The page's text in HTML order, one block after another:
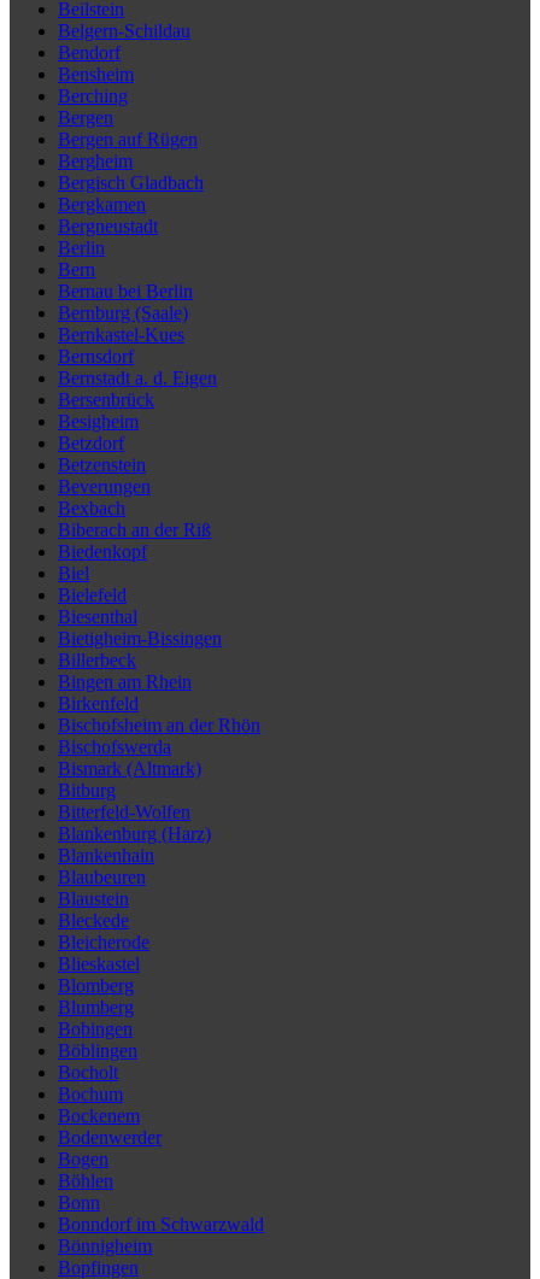
Beilstein
Belgern-Schildau
Bendorf
Bensheim
Berching
Bergen
Bergen auf Rügen
Bergheim
Bergisch Gladbach
Bergkamen
Bergneustadt
Berlin
Bern
Bernau bei Berlin
Bernburg (Saale)
Bernkastel-Kues
Bernsdorf
Bernstadt a. d. Eigen
Bersenbrück
Besigheim
Betzdorf
Betzenstein
Beverungen
Bexbach
Biberach an der Riß
Biedenkopf
Biel
Bielefeld
Biesenthal
Bietigheim-Bissingen
Billerbeck
Bingen am Rhein
Birkenfeld
Bischofsheim an der Rhön
Bischofswerda
Bismark (Altmark)
Bitburg
Bitterfeld-Wolfen
Blankenburg (Harz)
Blankenhain
Blaubeuren
Blaustein
Bleckede
Bleicherode
Blieskastel
Blomberg
Blumberg
Bobingen
Böblingen
Bocholt
Bochum
Bockenem
Bodenwerder
Bogen
Böhlen
Bonn
Bonndorf im Schwarzwald
Bönnigheim
Bopfingen